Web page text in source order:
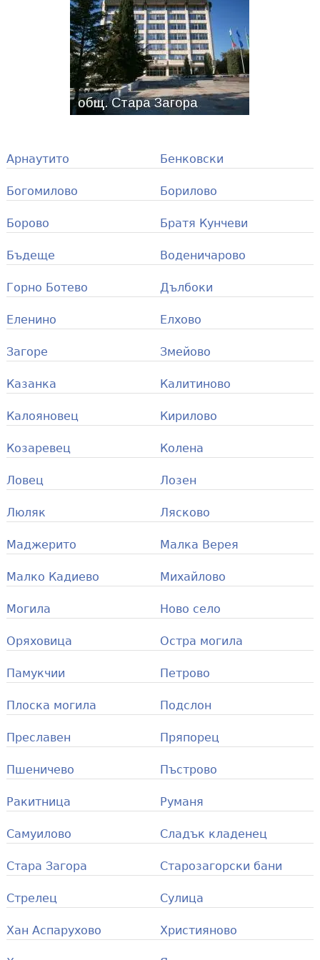
Арнаутито Бенковски
Богомилово Борилово
Борово Братя Кунчеви
Бъдеще Воденичарово
Горно Ботево Дълбоки
Еленино Елхово
Загоре Змейово
Казанка Калитиново
Калояновец Кирилово
Козаревец Колена
Ловец Лозен
Люляк Лясково
Маджерито Малка Верея
Малко Кадиево Михайлово
Могила Ново село
Оряховица Остра могила
Памукчии Петрово
Плоска могила Подслон
Преславен Пряпорец
Пшеничево Пъстрово
Ракитница Руманя
Самуилово Сладък кладенец
Стара Загора Старозагорски бани
Стрелец Сулица
Хан Аспарухово Християново